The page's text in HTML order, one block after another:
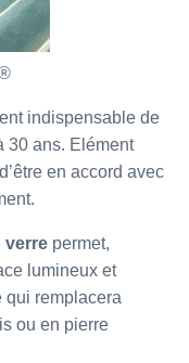
indispensable de
30 ans. Elément
en accord avec
verre permet,
lumineux et
qui remplacera
ou en pierre